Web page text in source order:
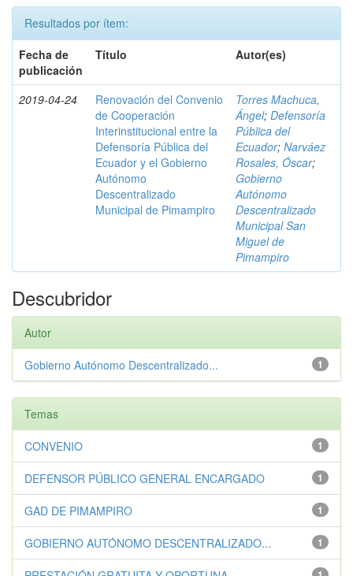
Resultados por ítem:
Fecha de
publicación
Título Autor(es)
2019-04-24
Renovación del Convenio
de Cooperación
Interinstitucional entre la
Defensoría Pública del
Ecuador y el Gobierno
Autónomo
Descentralizado
Municipal de Pimampiro
Torres Machuca,
Ángel; Defensoría
Pública del
Ecuador; Narváez
Rosales, Óscar;
Gobierno
Autónomo
Descentralizado
Municipal San
Miguel de
Pimampiro
Descubridor
Autor
1
Gobierno Autónomo Descentralizado...
Temas
1
CONVENIO
1
DEFENSOR PÚBLICO GENERAL ENCARGADO
1
GAD DE PIMAMPIRO
1
GOBIERNO AUTÓNOMO DESCENTRALIZADO...